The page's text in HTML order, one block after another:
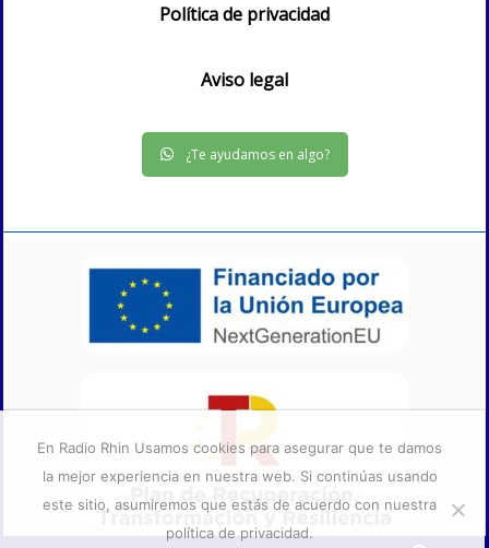
Política de privacidad
Aviso legal
¿Te ayudamos en algo?
En Radio Rhin Usamos cookies para asegurar que te damos
la mejor experiencia en nuestra web. Si continúas usando
este sitio, asumiremos que estás de acuerdo con nuestra
política de privacidad.